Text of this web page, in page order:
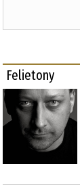
Felietony